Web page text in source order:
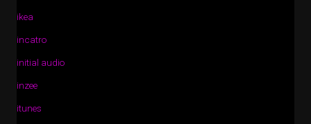
ikea
incatro
initial audio
inzee
itunes